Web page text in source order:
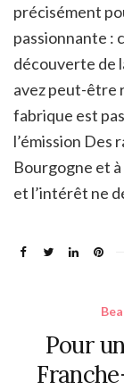
précisément
passionnante :
découverte de
avez peut-être
fabrique est
l’émission Des
Bourgogne et
et l’intérêt ne
Pour